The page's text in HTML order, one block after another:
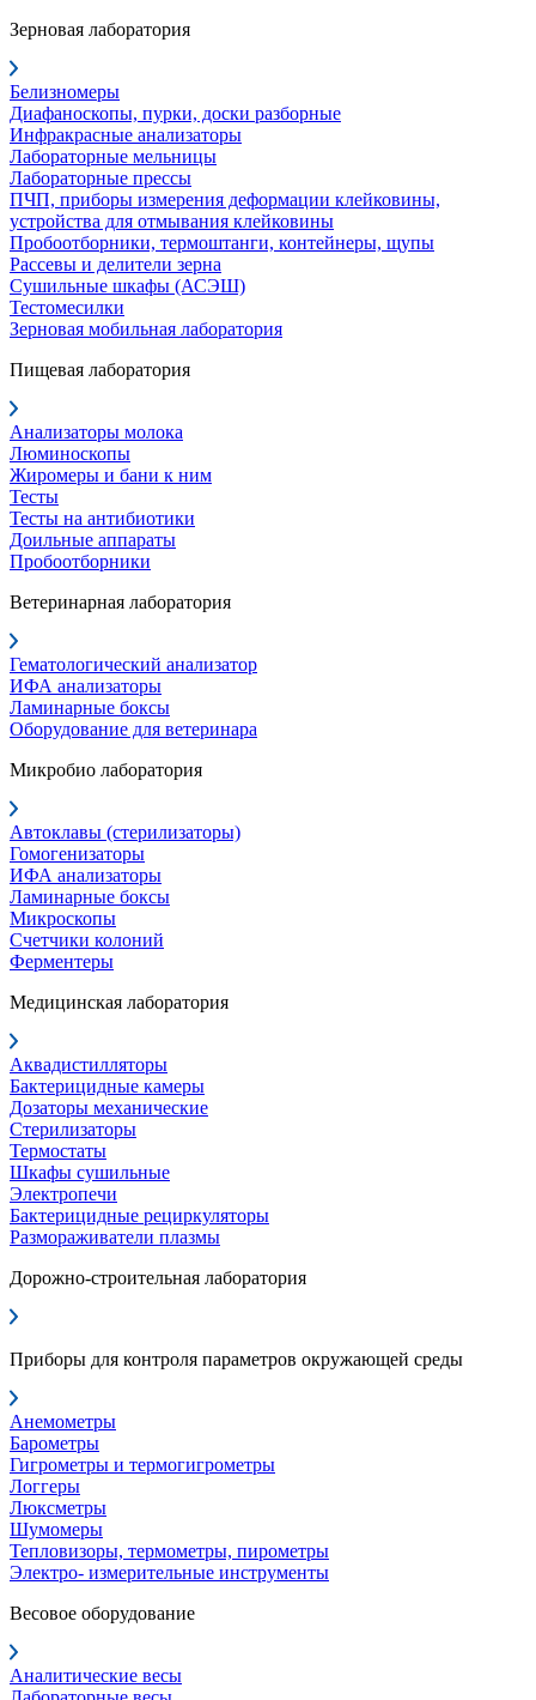
Зерновая лаборатория
Белизномеры
Диафаноскопы, пурки, доски разборные
Инфракрасные анализаторы
Лабораторные мельницы
Лабораторные прессы
ПЧП, приборы измерения деформации клейковины,
устройства для отмывания клейковины
Пробоотборники, термоштанги, контейнеры, щупы
Рассевы и делители зерна
Сушильные шкафы (АСЭШ)
Тестомесилки
Зерновая мобильная лаборатория
Пищевая лаборатория
Анализаторы молока
Люминоскопы
Жиромеры и бани к ним
Тесты
Тесты на антибиотики
Доильные аппараты
Пробоотборники
Ветеринарная лаборатория
Гематологический анализатор
ИФА анализаторы
Ламинарные боксы
Оборудование для ветеринара
Микробио лаборатория
Автоклавы (стерилизаторы)
Гомогенизаторы
ИФА анализаторы
Ламинарные боксы
Микроскопы
Счетчики колоний
Ферментеры
Медицинская лаборатория
Аквадистилляторы
Бактерицидные камеры
Дозаторы механические
Стерилизаторы
Термостаты
Шкафы сушильные
Электропечи
Бактерицидные рециркуляторы
Размораживатели плазмы
Дорожно-строительная лаборатория
Приборы для контроля параметров окружающей среды
Анемометры
Барометры
Гигрометры и термогигрометры
Логгеры
Люксметры
Шумомеры
Тепловизоры, термометры, пирометры
Электро- измерительные инструменты
Весовое оборудование
Аналитические весы